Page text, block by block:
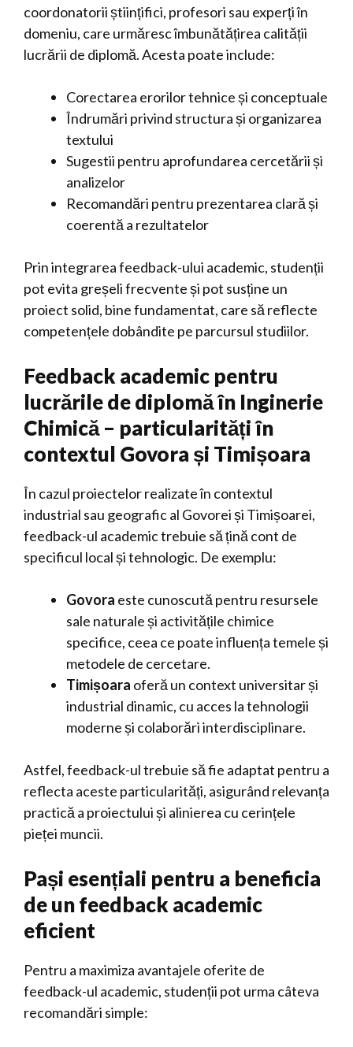
coordonatorii științifici, profesori sau experți în
domeniu, care urmăresc îmbunătățirea calității
lucrării de diplomă. Acesta poate include:
Corectarea erorilor tehnice și conceptuale
Îndrumări privind structura și organizarea
textului
Sugestii pentru aprofundarea cercetării și
analizelor
Recomandări pentru prezentarea clară și
coerentă a rezultatelor
Prin integrarea feedback-ului academic, studenții
pot evita greșeli frecvente și pot susține un
proiect solid, bine fundamentat, care să reflecte
competențele dobândite pe parcursul studiilor.
Feedback academic pentru
lucrările de diplomă în Inginerie
Chimică – particularități în
contextul Govora și Timișoara
În cazul proiectelor realizate în contextul
industrial sau geografic al Govorei și Timișoarei,
feedback-ul academic trebuie să țină cont de
specificul local și tehnologic. De exemplu:
Govora este cunoscută pentru resursele
sale naturale și activitățile chimice
specifice, ceea ce poate influența temele și
metodele de cercetare.
Timișoara oferă un context universitar și
industrial dinamic, cu acces la tehnologii
moderne și colaborări interdisciplinare.
Astfel, feedback-ul trebuie să fie adaptat pentru a
reflecta aceste particularități, asigurând relevanța
practică a proiectului și alinierea cu cerințele
pieței muncii.
Pași esențiali pentru a beneficia
de un feedback academic
eficient
Pentru a maximiza avantajele oferite de
feedback-ul academic, studenții pot urma câteva
recomandări simple: